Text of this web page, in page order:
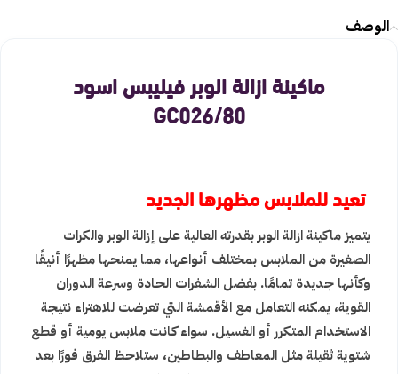
الوصف
ماكينة ازالة الوبر فيليبس اسود
GC026/80
تعيد للملابس مظهرها الجديد
يتميز ماكينة ازالة الوبر بقدرته العالية على إزالة الوبر والكرات
الصغيرة من الملابس بمختلف أنواعها، مما يمنحها مظهرًا أنيقًا
وكأنها جديدة تمامًا. بفضل الشفرات الحادة وسرعة الدوران
القوية، يمكنه التعامل مع الأقمشة التي تعرضت للاهتراء نتيجة
الاستخدام المتكرر أو الغسيل. سواء كانت ملابس يومية أو قطع
شتوية ثقيلة مثل المعاطف والبطاطين، ستلاحظ الفرق فورًا بعد